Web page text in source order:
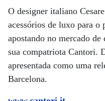
O designer italiano
acessórios de luxo para
apostando no mercado
sua compatriota Cantori.
apresentada como uma
Barcelona.